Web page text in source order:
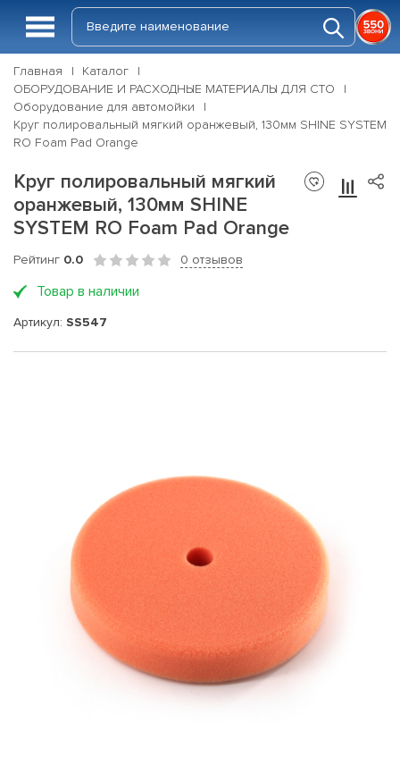
Главная
Каталог
ОБОРУДОВАНИЕ И РАСХОДНЫЕ МАТЕРИАЛЫ ДЛЯ СТО
Оборудование для автомойки
Круг полировальный мягкий оранжевый, 130мм SHINE SYSTEM
RO Foam Pad Orange
Круг полировальный мягкий
оранжевый, 130мм SHINE
SYSTEM RO Foam Pad Orange
Рейтинг 0.0 0 отзывов
Товар в наличии
Артикул: SS547